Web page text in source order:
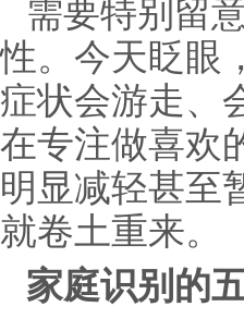
需要特别留
性。今天眨眼
症状会游走、
在专注做喜欢
明显减轻甚至
就卷土重来。
家庭识别的